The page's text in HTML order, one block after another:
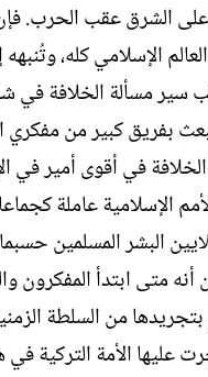
الشرق عقب الحرب.
الإسلامي كله،
مسألة الخلافة في
بفريق كبير من
في أقوى أمير في
الإسلامية عاملة
المسلمين حسبما
متى ابتدأ المفكرون
من السلطة
الأمة التركية في